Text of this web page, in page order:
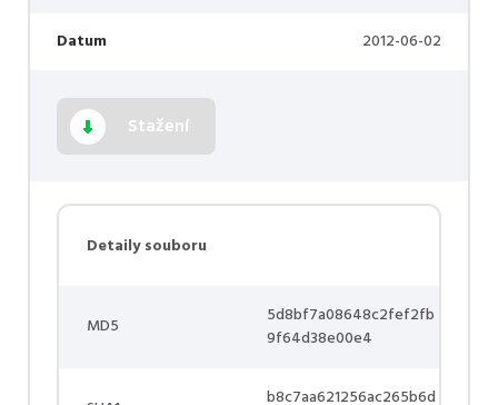
Datum 2012-06-02
Stažení
Detaily souboru
MD5
5d8bf7a08648c2fef2fb
9f64d38e00e4
b8c7aa621256ac265b6d